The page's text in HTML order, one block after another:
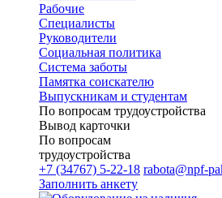
Рабочие
Специалисты
Руководители
Cоциальная политика
Система заботы
Памятка соискателю
Выпускникам и студентам
По вопросам трудоустройства
Вывод карточки
По вопросам
трудоустройства
+7 (34767) 5-22-18 rabota@npf-
Заполнить анкету